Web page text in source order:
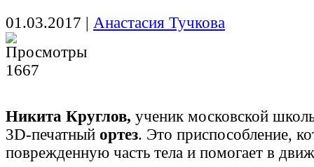
01.03.2017 | Анастасия Тучкова
1667
Никита Круглов, ученик московской
3D-печатный ортез. Это приспособление,
поврежденную часть тела и помогает в